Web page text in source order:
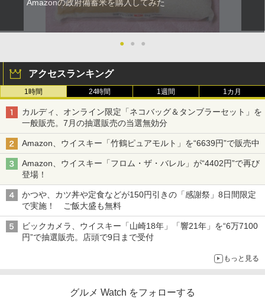
Amazonの政府備蓄米を購入してみた
● ● ●
アクセスランキング
1時間 24時間 1週間 1カ月
カルディ、オンライン限定「ネコバッグ＆タンブラーセット」を
一般販売。7月の抽選販売の当選無効分
Amazon、ウイスキー「竹鶴ピュアモルト」を“6639円”で販売中
Amazon、ウイスキー「フロム・ザ・バレル」が“4402円”で再び
登場！
かつや、カツ丼や定食などが150円引きの「感謝祭」8日間限定
で実施！ ご飯大盛も無料
ビックカメラ、ウイスキー「山崎18年」「響21年」を“6万7100
円”で抽選販売。店頭で9日まで受付
もっと見る
グルメ Watch をフォローする